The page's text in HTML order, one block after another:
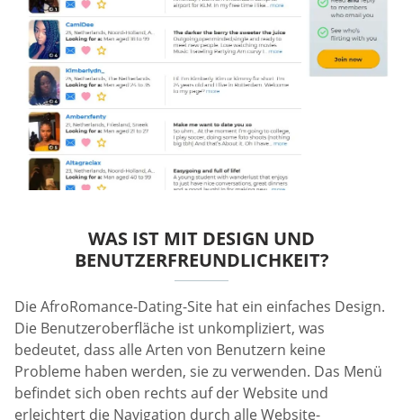
WAS IST MIT DESIGN UND
BENUTZERFREUNDLICHKEIT?
Die AfroRomance-Dating-Site hat ein einfaches Design.
Die Benutzeroberfläche ist unkompliziert, was
bedeutet, dass alle Arten von Benutzern keine
Probleme haben werden, sie zu verwenden. Das Menü
befindet sich oben rechts auf der Website und
erleichtert die Navigation durch alle Website-